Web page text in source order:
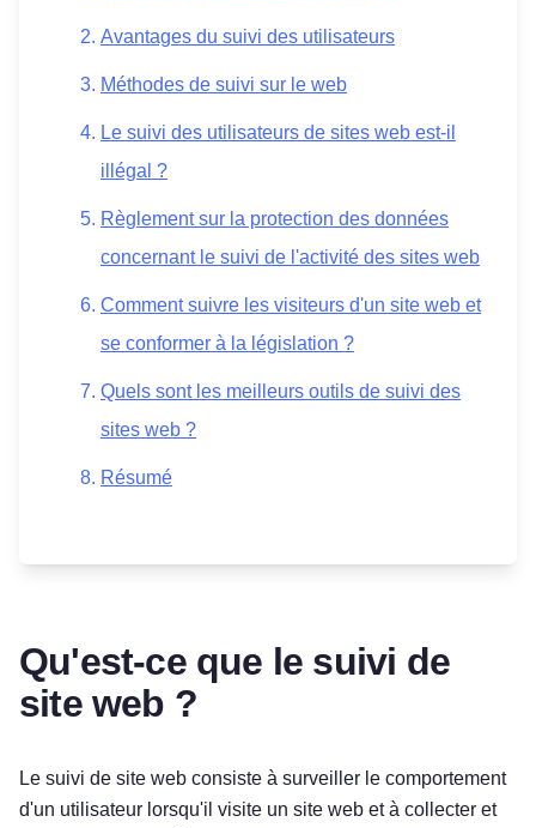
Avantages du suivi des utilisateurs
Méthodes de suivi sur le web
Le suivi des utilisateurs de sites web est-il
illégal ?
Règlement sur la protection des données
concernant le suivi de l'activité des sites web
Comment suivre les visiteurs d'un site web et
se conformer à la législation ?
Quels sont les meilleurs outils de suivi des
sites web ?
Résumé
Qu'est-ce que le suivi de
site web ?
Le suivi de site web consiste à surveiller le comportement
d'un utilisateur lorsqu'il visite un site web et à collecter et